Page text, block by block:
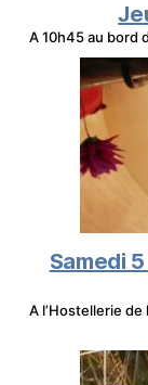
A 10h45 au bord
Samedi
A l’Hostellerie de